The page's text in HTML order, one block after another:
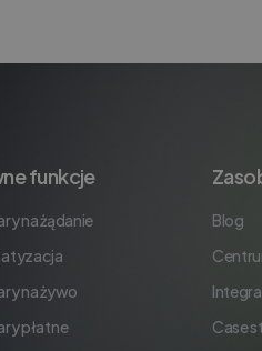
funkcje
na żądanie
na żywo
płatne
Blog
Case